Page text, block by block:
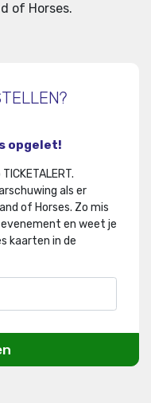
of Horses.
opgelet!
als er
of Horses. Zo mis
en weet je
kaarten in de